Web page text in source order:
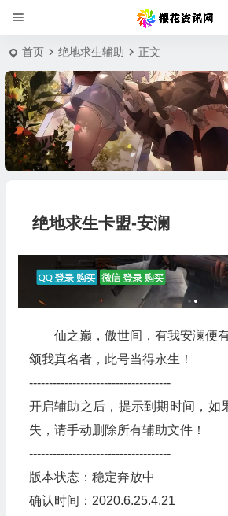
首页 绝地求生辅助 正文
绝地求生卡盟-安澜
仙之巅，傲世间，有我安澜便
颂我真名者，此号当得永生！
------------------------------------
开启辅助之后，提示到期时间，如
失，请手动删除所有辅助文件！
------------------------------------
版本状态：稳定奔放中
确认时间：2020.6.25.4.21